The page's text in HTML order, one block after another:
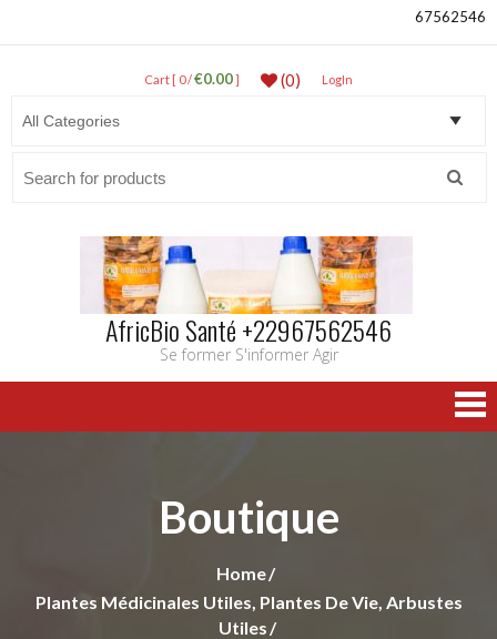
67562546
Cart [ 0 /€0.00] (0) LogIn
AfricBio Santé +22967562546
Se former S'informer Agir
Boutique
Home
Plantes Médicinales Utiles, Plantes De Vie, Arbustes
Utiles